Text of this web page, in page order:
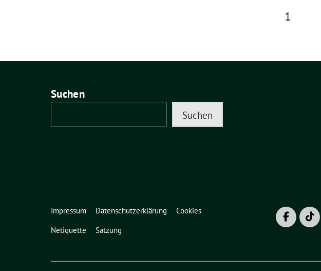
1
Suchen
Suchen
Impressum Datenschutzerklärung
Cookies
Netiquette
Satzung